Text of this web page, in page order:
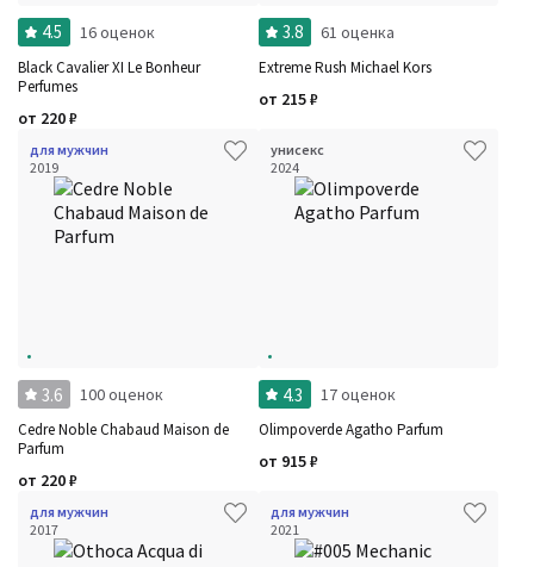
4.5 16 оценок
Black Cavalier XI Le Bonheur
Perfumes
от 220₽
3.8 61 оценка
Extreme Rush Michael Kors
от 215₽
для мужчин
2019
3.6 100 оценок
Cedre Noble Chabaud Maison de
Parfum
от 220₽
унисекс
2024
4.3 17 оценок
Olimpoverde Agatho Parfum
от 915₽
для мужчин
2017
для мужчин
2021